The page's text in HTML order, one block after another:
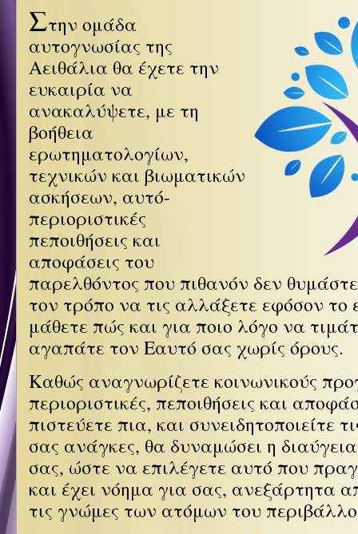
Στην ομάδα
αυτογνωσίας της
Αειθάλια θα έχετε την
ευκαιρία να
ανακαλύψετε, με τη
βοήθεια
ερωτηματολογίων,
τεχνικών και βιωματικών
ασκήσεων, αυτό-
περιοριστικές
πεποιθήσεις και
αποφάσεις του
παρελθόντος που πιθανόν δεν
τον τρόπο να τις αλλάξετε εφόσον το
μάθετε πώς και για ποιο λόγο να
αγαπάτε τον Εαυτό σας χωρίς όρους.
Καθώς αναγνωρίζετε κοινωνικούς
περιοριστικές, πεποιθήσεις και
πιστεύετε πια, και συνειδητοποιείτε
σας ανάγκες, θα δυναμώσει η
σας, ώστε να επιλέγετε αυτό που
και έχει νόημα για σας, ανεξάρτητα
τις γνώμες των ατόμων του